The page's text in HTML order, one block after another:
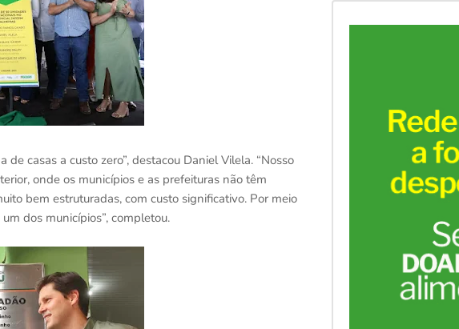
casas a custo zero”, destacou Daniel Vilela. “Nosso
onde os municípios e as prefeituras não têm
bem estruturadas, com custo significativo. Por meio
dos municípios”, completou.